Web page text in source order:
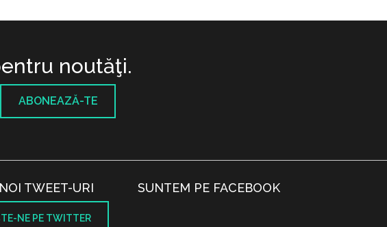
noutăţi.
ABONEAZĂ-TE
TWEET-URI
NE PE TWITTER
SUNTEM PE FACEBOOK